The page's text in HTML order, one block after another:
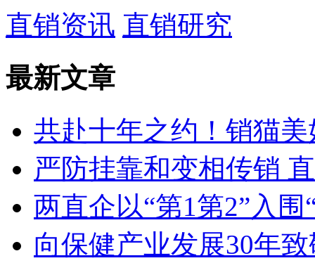
直销资讯 直销研究
最新文章
共赴十年之约！销猫
严防挂靠和变相传销
两直企以“第1第2”入
向保健产业发展30年